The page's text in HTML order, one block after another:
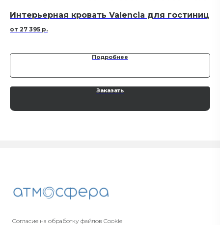
Интерьерная кровать Valencia для гостиниц
27 395 р.
Подробнее
Заказать
Согласие на обработку файлов Cookie